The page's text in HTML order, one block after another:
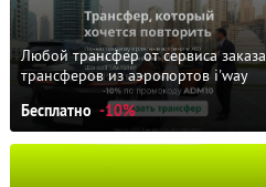
Любой трансфер от сервиса заказа
трансферов из аэропортов i'way
Бесплатно -10%